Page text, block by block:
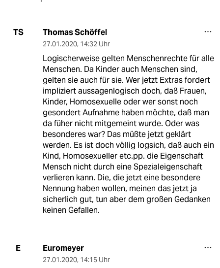
TS Thomas Schöffel
27.01.2020, 14:32 Uhr
Logischerweise gelten Menschenrechte für alle
Menschen. Da Kinder auch Menschen sind,
gelten sie auch für sie. Wer jetzt Extras fordert
impliziert aussagenlogisch doch, daß Frauen,
Kinder, Homosexuelle oder wer sonst noch
gesondert Aufnahme haben möchte, daß man
da füher nicht mitgemeint wurde. Oder was
besonderes war? Das müßte jetzt geklärt
werden. Es ist doch völlig logsich, daß auch ein
Kind, Homosexueller etc.pp. die Eigenschaft
Mensch nicht durch eine Spezialeigenschaft
verlieren kann. Die, die jetzt eine besondere
Nennung haben wollen, meinen das jetzt ja
sicherlich gut, tun aber dem großen Gedanken
keinen Gefallen.
E Euromeyer
27.01.2020, 14:15 Uhr